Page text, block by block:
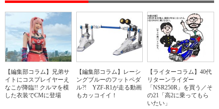
【編集部コラム】兄弟サ
イトにコスプレイヤーえ
なこが降臨!! クルマを模
した衣装でCMに登場
【編集部コラム】レーシ
ングブルーのフットペダ
ル?! YZF-R1が走る動画
もカッコイイ！
【ライターコラム】40代
リターンライダー
「NSR250R」を買う／そ
の21「高2に乗ってもら
いたい」